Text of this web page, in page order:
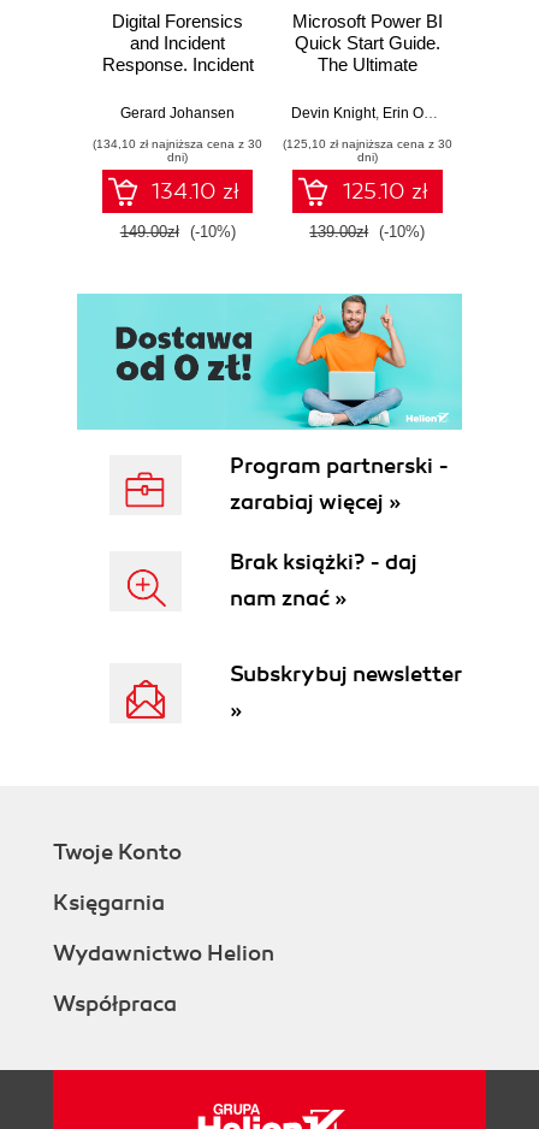
Digital Forensics
and Incident
Response. Incident
and techniques for
threat response -
Fourth Edition
Gerard Johansen
(134,10 zł najniższa cena z 30
dni)
134.10 zł
149.00zł (-10%)
Microsoft Power BI
Quick Start Guide.
The Ultimate
to Power BI, Data
Tools, and
Microsoft Fabric -
Fourth Edition
Devin Knight, Erin Ostrowsky
(125,10 zł najniższa cena z 30
dni)
125.10 zł
139.00zł (-10%)
Program partnerski -
zarabiaj więcej »
Brak książki? - daj
nam znać »
Subskrybuj newsletter
»
Twoje Konto
Księgarnia
Wydawnictwo Helion
Współpraca